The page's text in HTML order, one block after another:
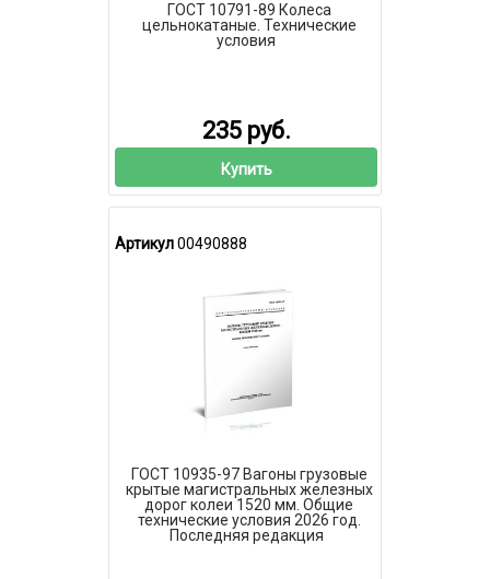
ГОСТ 10791-89 Колеса
цельнокатаные. Технические
условия
235 руб.
Купить
Артикул00490888
ГОСТ 10935-97 Вагоны грузовые
крытые магистральных железных
дорог колеи 1520 мм. Общие
технические условия 2026 год.
Последняя редакция